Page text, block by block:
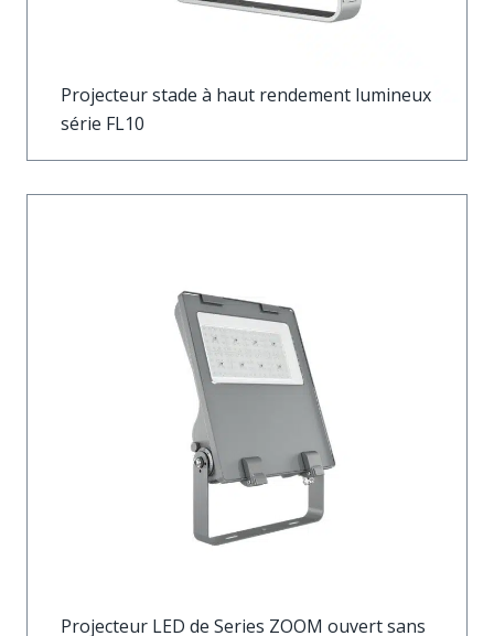
Projecteur stade à haut rendement lumineux
série FL10
Projecteur LED de Series ZOOM ouvert sans